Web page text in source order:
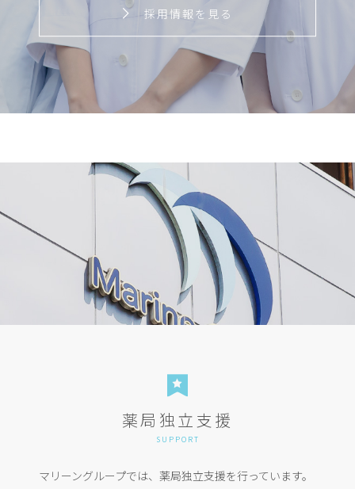
採用情報を見る
薬局独立支援
SUPPORT
マリーングループでは、薬局独立支援を行っています。